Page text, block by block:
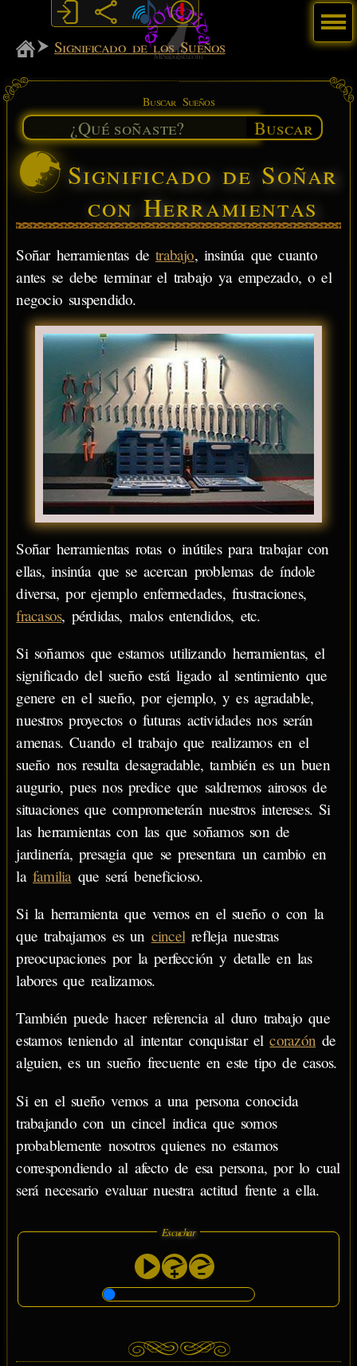
MiSabueso
Significado de los Sueños
Buscar Sueños
Buscar
Significado de Soñar
con Herramientas
Soñar herramientas detrabajo, insinúa que cuanto
antes se debe terminar el trabajo ya empezado, o el
negocio suspendido.
Soñar herramientas rotas o inútiles para trabajar con
ellas, insinúa que se acercan problemas de índole
diversa, por ejemplo enfermedades, frustraciones,
fracasos, pérdidas, malos entendidos, etc.
Si soñamos que estamos utilizando herramientas, el
significado del sueño está ligado al sentimiento que
genere en el sueño, por ejemplo, y es agradable,
nuestros proyectos o futuras actividades nos serán
amenas. Cuando el trabajo que realizamos en el
sueño nos resulta desagradable, también es un buen
augurio, pues nos predice que saldremos airosos de
situaciones que comprometerán nuestros intereses. Si
las herramientas con las que soñamos son de
jardinería, presagia que se presentara un cambio en
la familiaque será beneficioso.
Si la herramienta que vemos en el sueño o con la
que trabajamos es un cincelrefleja nuestras
preocupaciones por la perfección y detalle en las
labores que realizamos.
También puede hacer referencia al duro trabajo que
estamos teniendo al intentar conquistar elcorazón de
alguien, es un sueño frecuente en este tipo de casos.
Si en el sueño vemos a una persona conocida
trabajando con un cincel indica que somos
probablemente nosotros quienes no estamos
correspondiendo al afecto de esa persona, por lo cual
será necesario evaluar nuestra actitud frente a ella.
Escuchar
Menú